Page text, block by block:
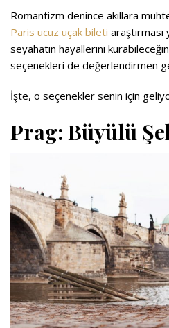
Romantizm denince akıllara
Paris ucuz uçak bileti
seyahatin hayallerini
seçenekleri de değerlendirmen
İşte, o seçenekler senin için
Prag: Büyülü